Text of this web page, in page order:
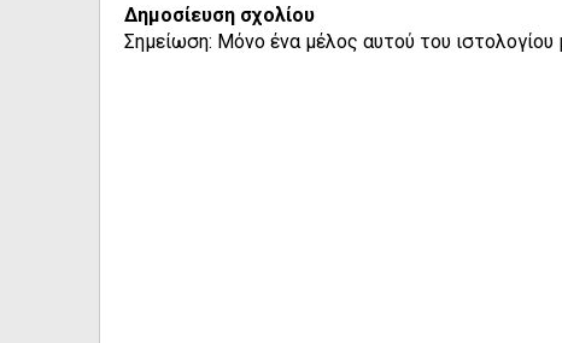
Δημοσίευση σχολίου
Σημείωση: Μόνο ένα μέλος αυτού του ιστολογίου